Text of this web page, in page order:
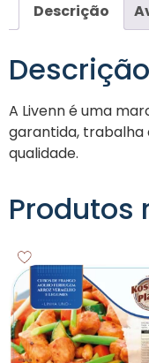
Descrição
Descrição
A Livenn é uma
garantida, trabalha
qualidade.
Produtos